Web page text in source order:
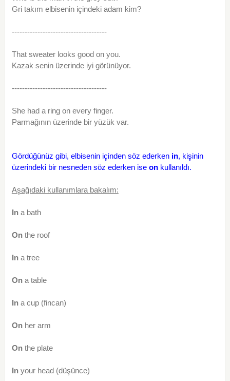
Gri takım elbisenin içindeki adam kim?
-------------------------------------
That sweater looks good on you.
Kazak senin üzerinde iyi görünüyor.
-------------------------------------
She had a ring on every finger.
Parmağının üzerinde bir yüzük var.
Gördüğünüz gibi, elbisenin içinden söz ederken in, kişinin
üzerindeki bir nesneden söz ederken ise onkullanıldı.
Aşağıdaki kullanımlara bakalım:
In a bath
On the roof
In a tree
On a table
In a cup (fincan)
On her arm
On the plate
In your head (düşünce)